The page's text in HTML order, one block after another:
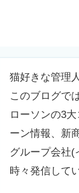
猫好きな管理人
このブログで
ローソンの3
ーン情報、新
グループ会社(
時々発信して